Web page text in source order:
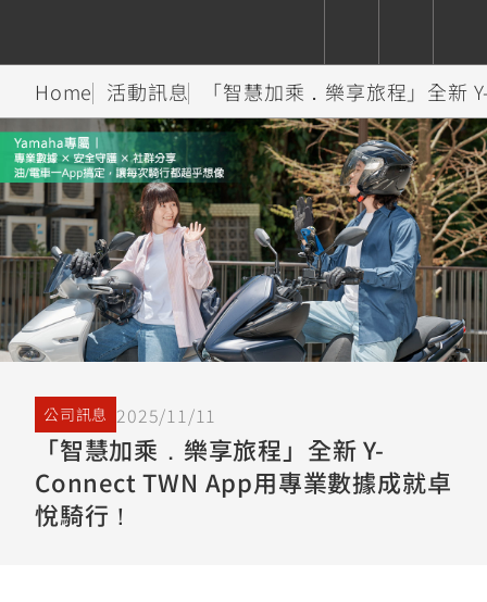
依風格 依排氣量
Super
Sport
Hyper
Naked
Sport
Heritage
YZF-R9
550+
550+
YZF-R3
251~549
MT-
09
Y-
AMT
MT-
09
550+
MT-
MT-
XSR
700
550+
150
依風格 依排氣量
Premium Sport FashionAdventureFamily
TMAX
550+
251~549
NMAX
150
CYGNUS
XR
150
CYGNUS
X
125
Limi
125
BW'S
125
AXIS
Z /
Zii
125
125
CUXiE
2.5 kw
追蹤愛車
我的愛車 瀏覽紀錄
Home 活動訊息 「智慧加乘．樂享旅程」全新
公司訊息 2025/11/11
「智慧加乘．樂享旅程」全新 Y-
Connect TWN App用專業數據成就卓
悅騎行！